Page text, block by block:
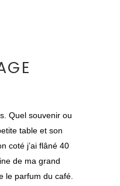
Quel souvenir ou
table et son
coté j’ai flâné 40
de ma grand
le parfum du café.